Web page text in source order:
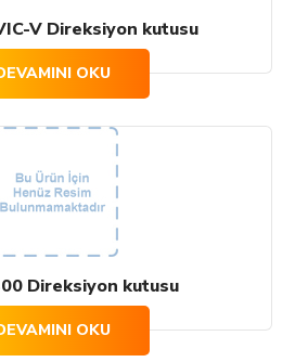
V Direksiyon kutusu
OKU
Direksiyon kutusu
OKU